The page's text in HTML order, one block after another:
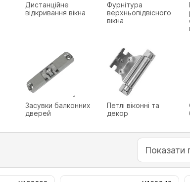
Дистанційне
відкривання вікна
Фурнітура
верхньопідвісного
вікна
Засувки балконних
дверей
Петлі віконні та
декор
Показати